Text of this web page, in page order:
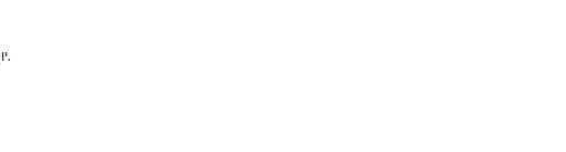
יוקם צוות בדיקה של כל נושא הבטיחות בכל אזור בית החינוך, בשיתוף עם העירייה וגורמים נוספים - על מנת לבחון את נושא הבטיחות ולשפרו.